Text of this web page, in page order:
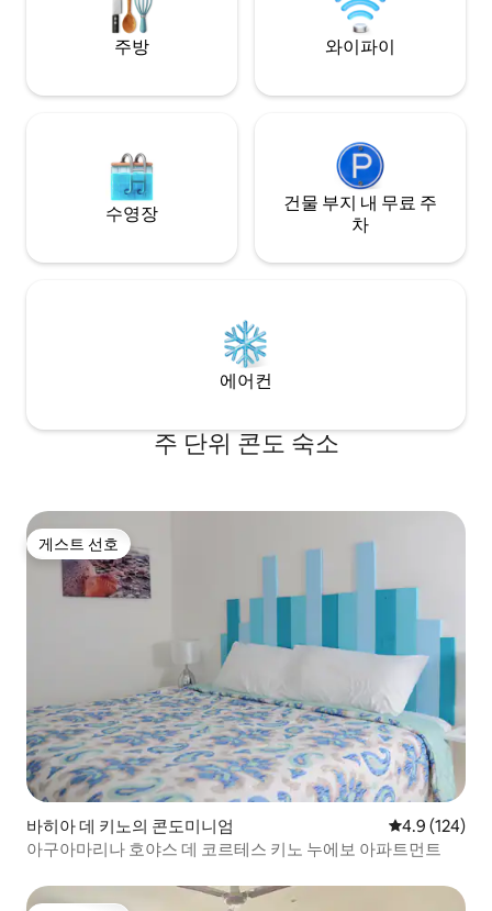
주방 와이파이
수영장
건물 부지 내 무료 주
차
에어컨
주 단위 콘도 숙소
게스트 선호
게스트 선호
바히아 데 키노의 콘도미니엄 평점 4.9점(5
4.9 (124)
아구아마리나 호야스 데 코르테스 키노 누에보 아파트먼트